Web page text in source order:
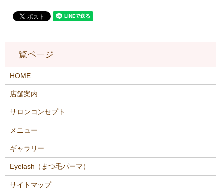
HOME
店舗案内
サロンコンセプト
メニュー
ギャラリー
Eyelash（まつ毛パーマ）
サイトマップ